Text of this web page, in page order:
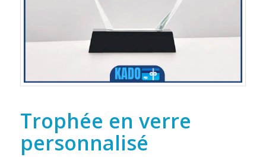
Trophée en verre
personnalisé